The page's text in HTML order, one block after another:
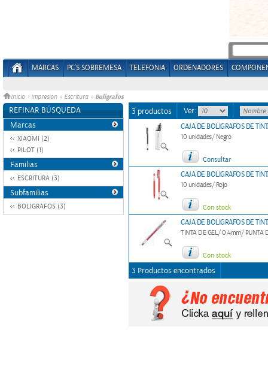
MARCAS PC'S SOBREMESA TELEFONIA ORDENADORES
Inicio > Impresion » Escritura » Boligrafos
REFINAR BÚSQUEDA
Marcas
XIAOMI (2)
PILOT (1)
Familias
ESCRITURA (3)
Subfamilias
BOLIGRAFOS (3)
3 productos Ver:
CAJA DE BOLIGRAFOS DE
10 unidades/ Negro
Consultar
CAJA DE BOLIGRAFOS DE
10 unidades/ Rojo
Con stock
CAJA DE BOLIGRAFOS DE
TINTA DE GEL/ 0,4mm/ PUNTA
Con stock
3 Productos encontrados